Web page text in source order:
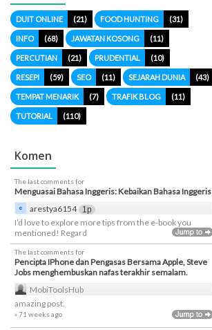
DUIT ONLINE (21) FOOD HUNTING (31)
INFO (68) JAWATAN KOSONG (11)
PERCUTIAN (21) PRUDENTIAL (10)
RESEPI (59) SEO (11) SEJARAH DUNIA (43)
TEMPAT MENARIK (7) TRAFIK BLOG (11)
TUTORIAL (110)
Komen
The last comments for
Menguasai Bahasa Inggeris: Kebaikan Bahasa Inggeris
arestya6154
1p
I’d love to explore more tips from the e-book you
mentioned! Regard
The last comments for
Pencipta IPhone dan Pengasas Bersama Apple, Steve
Jobs menghembuskan nafas terakhir semalam.
MobiToolsHub
amazing post.
» 71 weeks ago